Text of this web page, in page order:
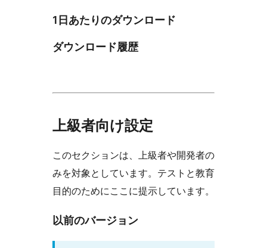
1日あたりのダウンロード
ダウンロード履歴
上級者向け設定
このセクションは、上級者や開発者の
みを対象としています。テストと教育
目的のためにここに提示しています。
以前のバージョン